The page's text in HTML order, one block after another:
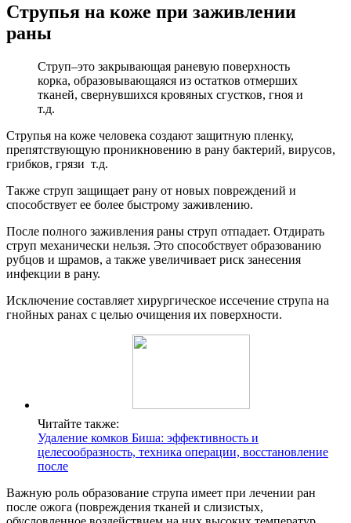
Струпья на коже при заживлении
раны
Струп–это закрывающая раневую поверхность
корка, образовывающаяся из остатков отмерших
тканей, свернувшихся кровяных сгустков, гноя и
т.д.
Струпья на коже человека создают защитную пленку,
препятствующую проникновению в рану бактерий, вирусов,
грибков, грязи т.д.
Также струп защищает рану от новых повреждений и
способствует ее более быстрому заживлению.
После полного заживления раны струп отпадает. Отдирать
струп механически нельзя. Это способствует образованию
рубцов и шрамов, а также увеличивает риск занесения
инфекции в рану.
Исключение составляет хирургическое иссечение струпа на
гнойных ранах с целью очищения их поверхности.
Читайте также:
Удаление комков Биша: эффективность и
целесообразность, техника операции, восстановление
после
Важную роль образование струпа имеет при лечении ран
после ожога (повреждения тканей и слизистых,